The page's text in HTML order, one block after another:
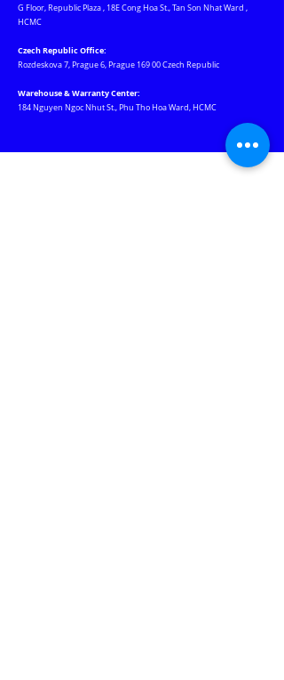
G Floor, Republic Plaza, 18E Cong Hoa St., Tan Son Nhat Ward ,
HCMC
Czech Republic Office:
Rozdeskova 7, Prague 6, Prague 169 00 Czech Republic
Warehouse & Warranty Center:
184 Nguyen Ngoc Nhut St., Phu Tho Hoa Ward, HCMC